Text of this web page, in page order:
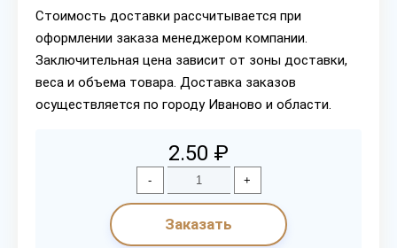
Стоимость доставки рассчитывается при
оформлении заказа менеджером компании.
Заключительная цена зависит от зоны доставки,
веса и объема товара. Доставка заказов
осуществляется по городу Иваново и области.
2.50 ₽
- +
Заказать